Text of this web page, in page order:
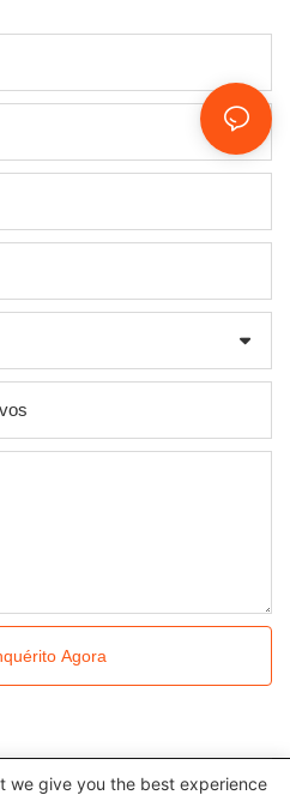
Agora
we give you the best experience